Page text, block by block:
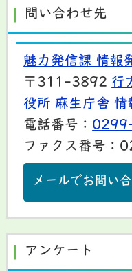
問い合わせ先
魅力発信課 情報
〒311-3892 行
役所 麻生庁舎 情
電話番号：
ファクス番号
メールでお問い
アンケート